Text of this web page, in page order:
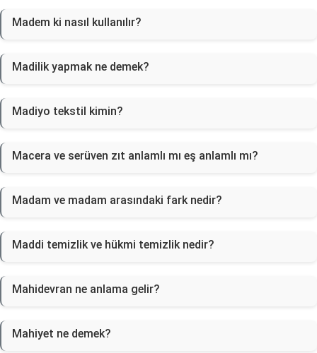
Madem ki nasıl kullanılır?
Madilik yapmak ne demek?
Madiyo tekstil kimin?
Macera ve serüven zıt anlamlı mı eş anlamlı mı?
Madam ve madam arasındaki fark nedir?
Maddi temizlik ve hükmi temizlik nedir?
Mahidevran ne anlama gelir?
Mahiyet ne demek?